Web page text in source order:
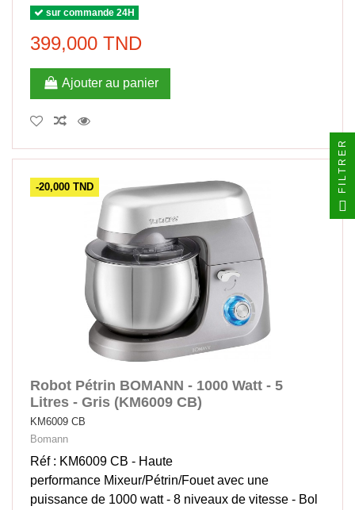
sur commande 24H
399,000 TND
Ajouter au panier
-20,000 TND
Robot Pétrin BOMANN - 1000 Watt - 5
Litres - Gris (KM6009 CB)
KM6009 CB
Bomann
Réf : KM6009 CB - Haute
performance Mixeur/Pétrin/Fouet avec une
puissance de 1000 watt - 8 niveaux de vitesse - Bol
FILTRER